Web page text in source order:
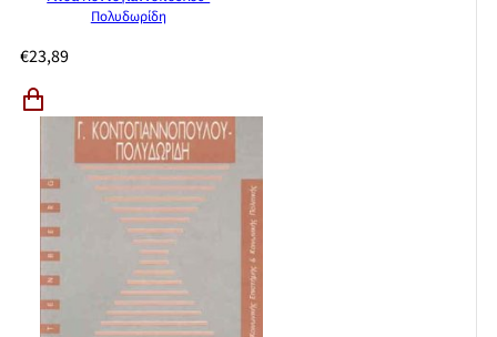
Πολυδωρίδη
€23,89